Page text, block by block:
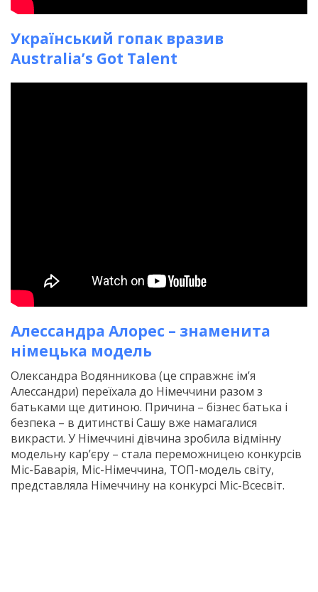
Український гопак вразив
Australia’s Got Talent
Алессандра Алорес – знаменита
німецька модель
Олександра Водянникова (це справжнє ім’я
Алессандри) переїхала до Німеччини разом з
батьками ще дитиною. Причина – бізнес батька і
безпека – в дитинстві Сашу вже намагалися
викрасти. У Німеччині дівчина зробила відмінну
модельну кар’єру – стала переможницею конкурсів
Міс-Баварія, Міс-Німеччина, ТОП-модель світу,
представляла Німеччину на конкурсі Міс-Всесвіт.